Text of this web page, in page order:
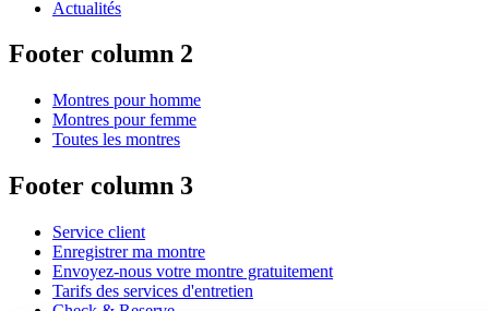
Actualités
Footer column 2
Montres pour homme
Montres pour femme
Toutes les montres
Footer column 3
Service client
Enregistrer ma montre
Envoyez-nous votre montre gratuitement
Tarifs des services d'entretien